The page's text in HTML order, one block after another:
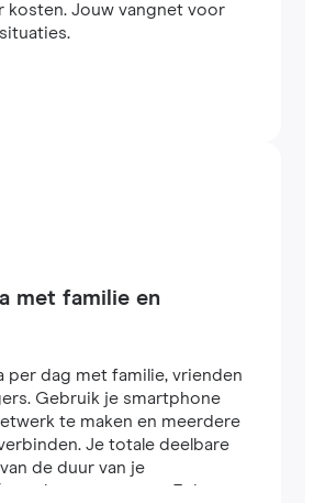
kosten. Jouw vangnet voor
met familie en
per dag met familie, vrienden
Gebruik je smartphone
te maken en meerdere
Je totale deelbare
de duur van je
abonnement van 7 dagen